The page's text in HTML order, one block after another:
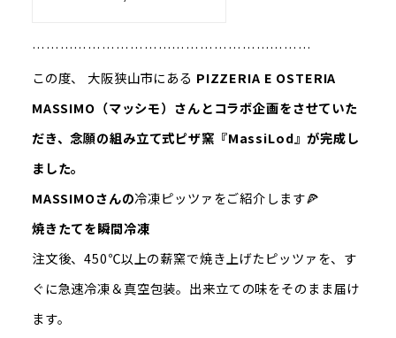
……………………………………………………
この度、 大阪狭山市にある PIZZERIA E OSTERIA
MASSIMO（マッシモ）さんとコラボ企画をさせていた
だき、念願の組み立て式ピザ窯『MassiLod』が完成し
ました。
MASSIMOさんの冷凍ピッツァをご紹介します🍕
焼きたてを瞬間冷凍
注文後、450℃以上の薪窯で焼き上げたピッツァを、す
ぐに急速冷凍＆真空包装。出来立ての味をそのまま届け
ます。